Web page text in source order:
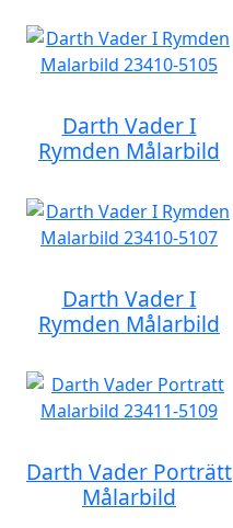
Darth Vader I
Rymden Målarbild
Darth Vader I
Rymden Målarbild
Darth Vader Porträtt
Målarbild